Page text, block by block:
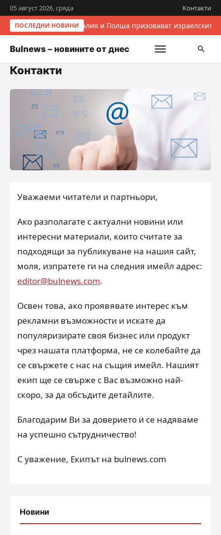
05 август 2026, сряда Контакти
ПОСЛЕДНИ НОВИНИИталия и Полша призовават израелските
Bulnews – новините от днес
Контакти
Уважаеми читатели и партньори,
Ако разполагате с актуални новини или
интересни материали, които считате за
подходящи за публикуване на нашия сайт,
моля, изпратете ги на следния имейл адрес:
editor@bulnews.com.
Освен това, ако проявявате интерес към
рекламни възможности и искате да
популяризирате своя бизнес или продукт
чрез нашата платформа, не се колебайте да
се свържете с нас на същия имейл. Нашият
екип ще се свърже с Вас възможно най-
скоро, за да обсъдите детайлите.
Благодарим Ви за доверието и се надяваме
на успешно сътрудничество!
С уважение, Екипът на bulnews.com
Новини